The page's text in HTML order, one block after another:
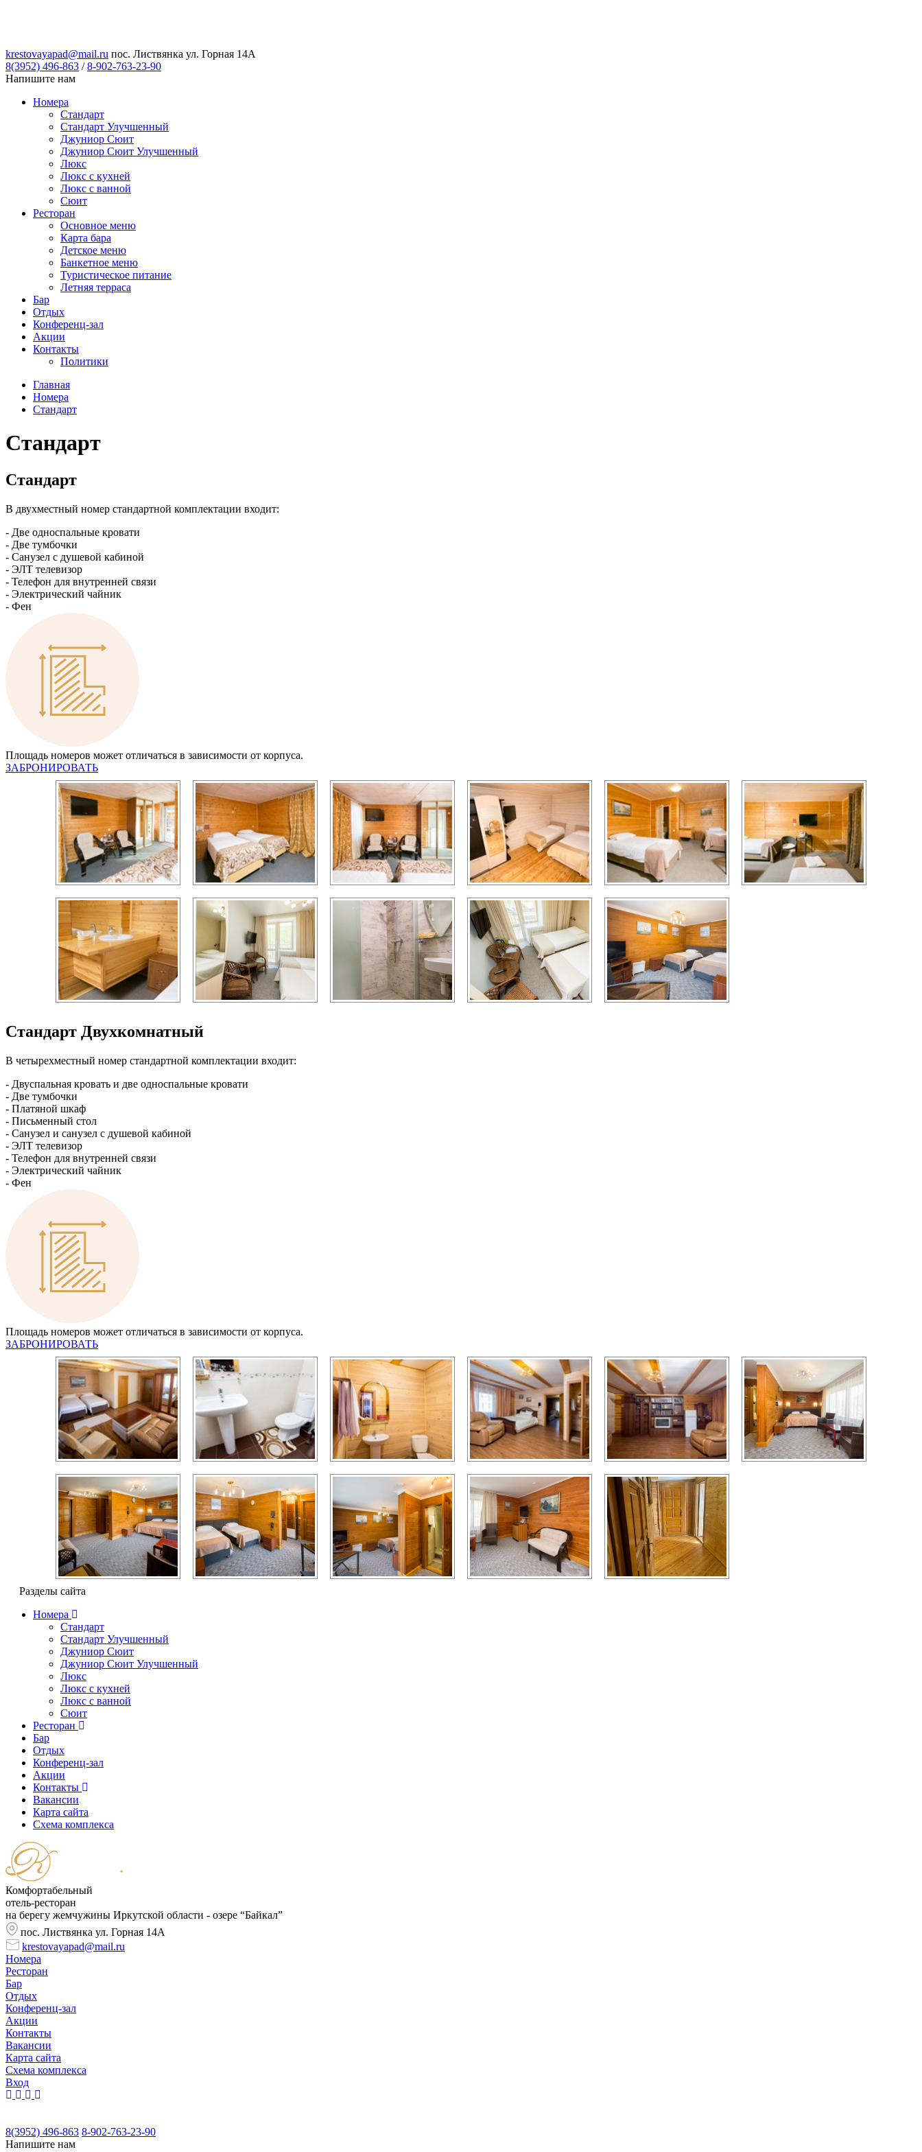
krestovayapad@mail.ru пос. Листвянка ул. Горная 14А
8(3952) 496-863 / 8-902-763-23-90
Напишите нам
Номера
Стандарт
Стандарт Улучшенный
Джуниор Сюит
Джуниор Сюит Улучшенный
Люкс
Люкс с кухней
Люкс с ванной
Сюит
Ресторан
Основное меню
Карта бара
Детское меню
Банкетное меню
Туристическое питание
Летняя терраса
Бар
Отдых
Конференц-зал
Акции
Контакты
Политики
Главная
Номера
Стандарт
Стандарт
Стандарт
В двухместный номер стандартной комплектации входит:
- Две односпальные кровати
- Две тумбочки
- Санузел с душевой кабиной
- ЭЛТ телевизор
- Телефон для внутренней связи
- Электрический чайник
- Фен
Площадь номеров может отличаться в зависимости от корпуса.
ЗАБРОНИРОВАТЬ
Стандарт Двухкомнатный
В четырехместный номер стандартной комплектации входит:
- Двуспальная кровать и две односпальные кровати
- Две тумбочки
- Платяной шкаф
- Письменный стол
- Санузел и санузел с душевой кабиной
- ЭЛТ телевизор
- Телефон для внутренней связи
- Электрический чайник
- Фен
Площадь номеров может отличаться в зависимости от корпуса.
ЗАБРОНИРОВАТЬ
Разделы сайта
Номера
Стандарт
Стандарт Улучшенный
Джуниор Сюит
Джуниор Сюит Улучшенный
Люкс
Люкс с кухней
Люкс с ванной
Сюит
Ресторан
Бар
Отдых
Конференц-зал
Акции
Контакты
Вакансии
Карта сайта
Cхема комплекса
Комфортабельный
отель-ресторан
на берегу жемчужины Иркутской области - озере “Байкал”
пос. Листвянка ул. Горная 14А
krestovayapad@mail.ru
Номера
Ресторан
Бар
Отдых
Конференц-зал
Акции
Контакты
Вакансии
Карта сайта
Cхема комплекса
Вход
8(3952) 496-863 8-902-763-23-90
Напишите нам